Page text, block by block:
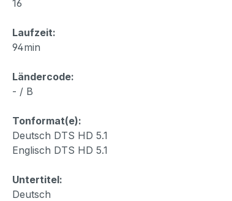
16
Laufzeit:
94min
Ländercode:
- / B
Tonformat(e):
Deutsch DTS HD 5.1
Englisch DTS HD 5.1
Untertitel:
Deutsch